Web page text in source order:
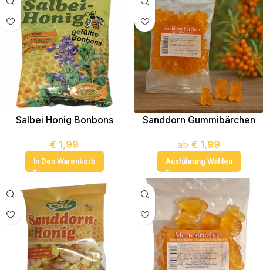
Salbei Honig Bonbons
€ 1,99
In Den Warenkorb
Sanddorn Gummibärchen
ab € 1,99
Ausführung Wählen